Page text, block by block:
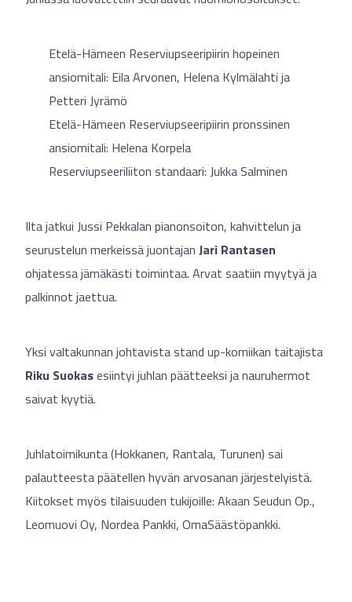
Etelä-Hämeen Reserviupseeripiirin hopeinen
ansiomitali: Eila Arvonen, Helena Kylmälahti ja
Petteri Jyrämö
Etelä-Hämeen Reserviupseeripiirin pronssinen
ansiomitali: Helena Korpela
Reserviupseeriliiton standaari: Jukka Salminen
Ilta jatkui Jussi Pekkalan pianonsoiton, kahvittelun ja
seurustelun merkeissä juontajanJari Rantasen
ohjatessa jämäkästi toimintaa. Arvat saatiin myytyä ja
palkinnot jaettua.
Yksi valtakunnan johtavista stand up-komiikan taitajista
Riku Suokasesiintyi juhlan päätteeksi ja nauruhermot
saivat kyytiä.
Juhlatoimikunta (Hokkanen, Rantala, Turunen) sai
palautteesta päätellen hyvän arvosanan järjestelyistä.
Kiitokset myös tilaisuuden tukijoille: Akaan Seudun Op.,
Leomuovi Oy, Nordea Pankki, OmaSäästöpankki.